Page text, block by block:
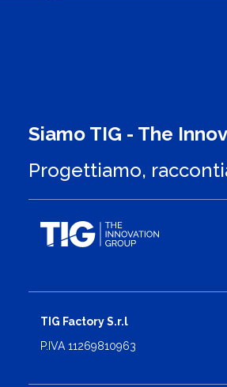
Siamo TIG - The
Progettiamo,
TIG Factory S.r.l
P.IVA 11269810963